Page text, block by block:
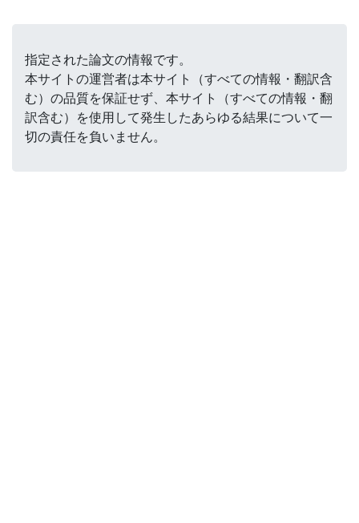
指定された論文の情報です。
本サイトの運営者は本サイト（すべての情報・翻訳含
む）の品質を保証せず、本サイト（すべての情報・翻
訳含む）を使用して発生したあらゆる結果について一
切の責任を負いません。